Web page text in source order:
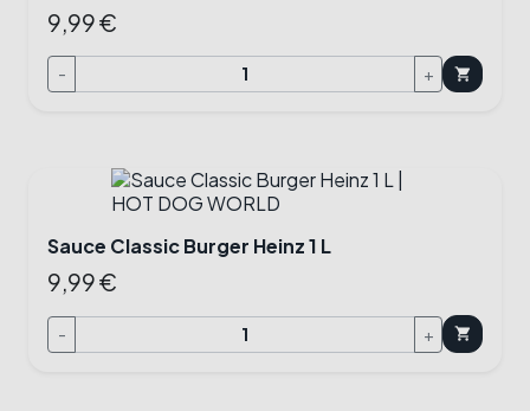
9,99 €
- + shopping_cart
Sauce Classic Burger Heinz 1 L
9,99 €
- + shopping_cart